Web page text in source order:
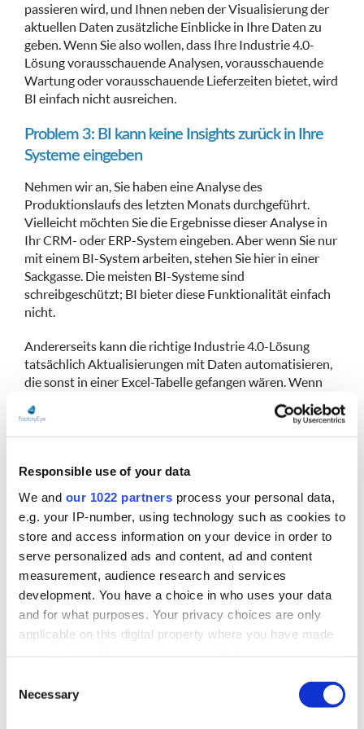
Responsible use of your data
We and our 1022 partners process your personal data,
e.g. your IP-number, using technology such as cookies to
store and access information on your device in order to
serve personalized ads and content, ad and content
measurement, audience research and services
development. You have a choice in who uses your data
and for what purposes. Your privacy choices are only
applicable on this digital property where you have made
the Privacy trigger icon.
Selection
Necessary
passieren wird, und Ihnen neben der Visualisierung der
aktuellen Daten zusätzliche Einblicke in Ihre Daten zu
geben. Wenn Sie also wollen, dass Ihre Industrie 4.0-
Lösung vorausschauende Analysen, vorausschauende
Wartung oder vorausschauende Lieferzeiten bietet, wird
BI einfach nicht ausreichen.
Problem 3: BI kann keine Insights zurück in Ihre
Systeme eingeben
Nehmen wir an, Sie haben eine Analyse des
Produktionslaufs des letzten Monats durchgeführt.
Vielleicht möchten Sie die Ergebnisse dieser Analyse in
Ihr CRM- oder ERP-System eingeben. Aber wenn Sie nur
mit einem BI-System arbeiten, stehen Sie hier in einer
Sackgasse. Die meisten BI-Systeme sind
schreibgeschützt; BI bieter diese Funktionalität einfach
nicht.
Andererseits kann die richtige Industrie 4.0-Lösung
tatsächlich Aktualisierungen mit Daten automatisieren,
die sonst in einer Excel-Tabelle gefangen wären. Wenn
Sie zum Beispiel eine Fertigung mit 10.000 SKUs haben,
wird niemand die Vorlaufzeit für jeden einzelnen Artikel
manuell aktualisieren. Industrie 4.0-Lösungen können
Problem 4: BI verwendet einen Datenstrukturtyp
Die meisten BI-Plattformen sammeln und speichern
Daten in der gleichen Datenstruktur wie die
Informationen im Quellsystem. Was aber, wenn Sie eine
Analyse aus mehr als einer Art von Datenquelle
durchführen möchten? Oder wenn Sie den Status Ihres
ERP zu einem bestimmten Zeitpunkt erfassen möchten,
um ihn mit Ihren Prognosen zu vergleichen? Das ist bei
BI-Systemen grundsätzlich nicht möglich.
Eine leistungsstarke Industrie 4.0-Lösung kann jedoch
die Struktur der im System gespeicherten Daten ändern